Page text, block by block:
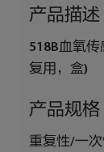
产品描述
518B血氧
复用，盒)
产品规格
重复性/一次